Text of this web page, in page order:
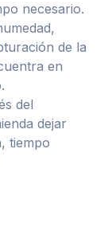
necesario.
de la
en
del
dejar
tiempo